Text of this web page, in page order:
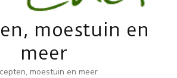
moestuin en
meer
moestuin en meer